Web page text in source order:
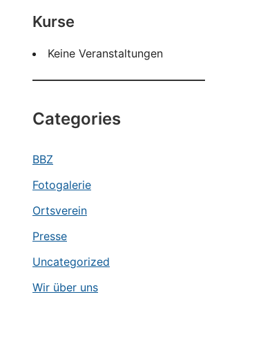
Kurse
Keine Veranstaltungen
Categories
BBZ
Fotogalerie
Ortsverein
Presse
Uncategorized
Wir über uns